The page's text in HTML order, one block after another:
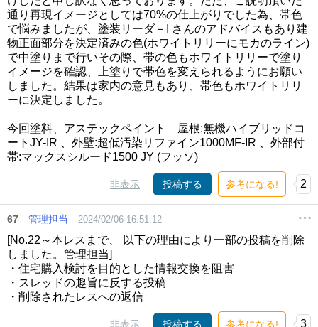
通り再現イメージとしては70%の仕上がりでした為、帯色
で悩みましたが、塗装リーダ－I さんのアドバイスもあり建
物正面部分を決定済みの色(ホワイトリリーにモカのライン)
で中塗りまで行いその際、帯の色もホワイトリリーで塗り
イメージを確認、上塗りで帯色を変えられるようにお願い
しました。結果は家内の意見もあり、帯色もホワイトリリ
ーに決定しました。
今回塗料、アステックペイント 屋根:無機ハイブリッドコ
ートJY-IR 、外壁:超低汚染リファイン1000MF-IR 、外部付
帯:マックスシルード1500 JY (フッソ)
非表示 投稿する 参考になる! 2
67 管理担当 2024/02/06 16:51:12
[No.22～本レスまで、 以下の理由により一部の投稿を削除
しました。管理担当]
・住宅購入検討を目的とした情報交換を阻害
・スレッドの趣旨に反する投稿
・削除されたレスへの返信
非表示 投稿する 参考になる! 3